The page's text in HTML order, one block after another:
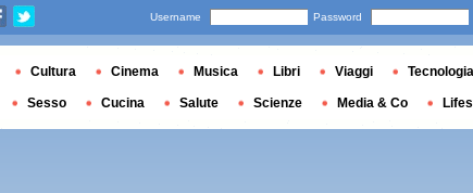
Username Password
Cultura Cinema Musica Libri Viaggi Tecnologia
Sesso Cucina Salute Scienze Media & Co